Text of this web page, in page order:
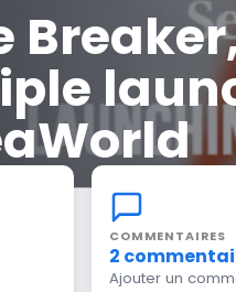
COMMENTAIRES
2
Ajouter un